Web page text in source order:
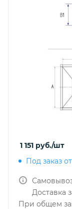
1 151 руб./шт
Под заказ
Доставка
При общем